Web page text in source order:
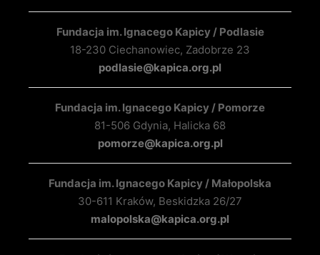
Fundacja im. Ignacego Kapicy / Podlasie
18-230 Ciechanowiec, Zadobrze 23
podlasie@kapica.org.pl
Fundacja im. Ignacego Kapicy / Pomorze
81-506 Gdynia, Halicka 68
pomorze@kapica.org.pl
Fundacja im. Ignacego Kapicy / Małopolska
30-611 Kraków, Beskidzka 26/27
malopolska@kapica.org.pl